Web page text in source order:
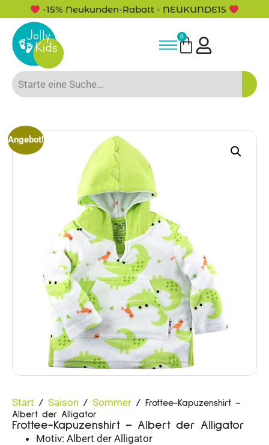
-15% Neukunden-Rabatt - NEUKUNDE15
0
Angebot!
Start / Saison / Sommer / Frottee-Kapuzenshirt –
Albert der Alligator
Frottee-Kapuzenshirt – Albert der Alligator
Motiv: Albert der Alligator